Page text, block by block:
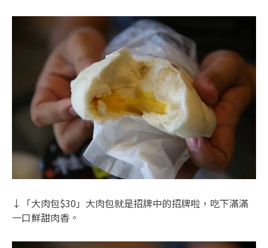
↓「大肉包$30」大肉包就是招牌中的招牌啦，吃下滿滿
一口鮮甜肉香。